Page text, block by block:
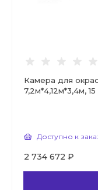
Камера для
7,2м*4,12м*3,4м,
Доступно к
2 734 672 ₽